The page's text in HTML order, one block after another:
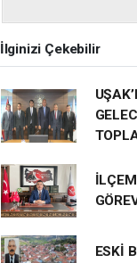
İlginizi Çekebilir
ESKİ